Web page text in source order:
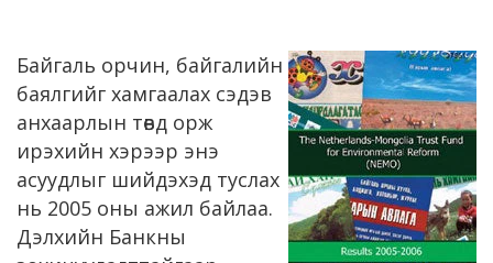
Байгаль орчин, байгалийн
баялгийг хамгаалах сэдэв
анхаарлын төвд орж
ирэхийн хэрээр энэ
асуудлыг шийдэхэд туслах
нь 2005 оны ажил байлаа.
Дэлхийн Банкны